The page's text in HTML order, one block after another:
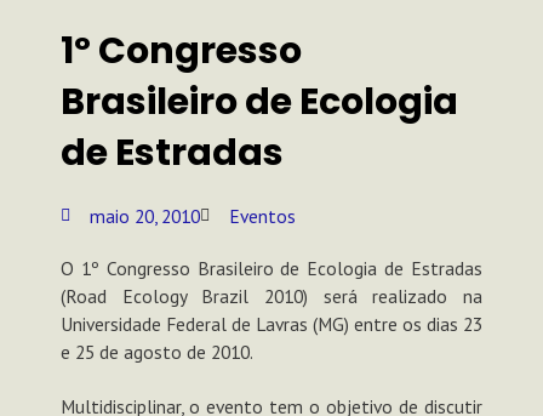
k a
m
1º Congresso
Brasileiro de Ecologia
de Estradas
maio 20, 2010 Eventos
O 1º Congresso Brasileiro de Ecologia de Estradas
(Road Ecology Brazil 2010) será realizado na
Universidade Federal de Lavras (MG) entre os dias 23
e 25 de agosto de 2010.
Multidisciplinar, o evento tem o objetivo de discutir